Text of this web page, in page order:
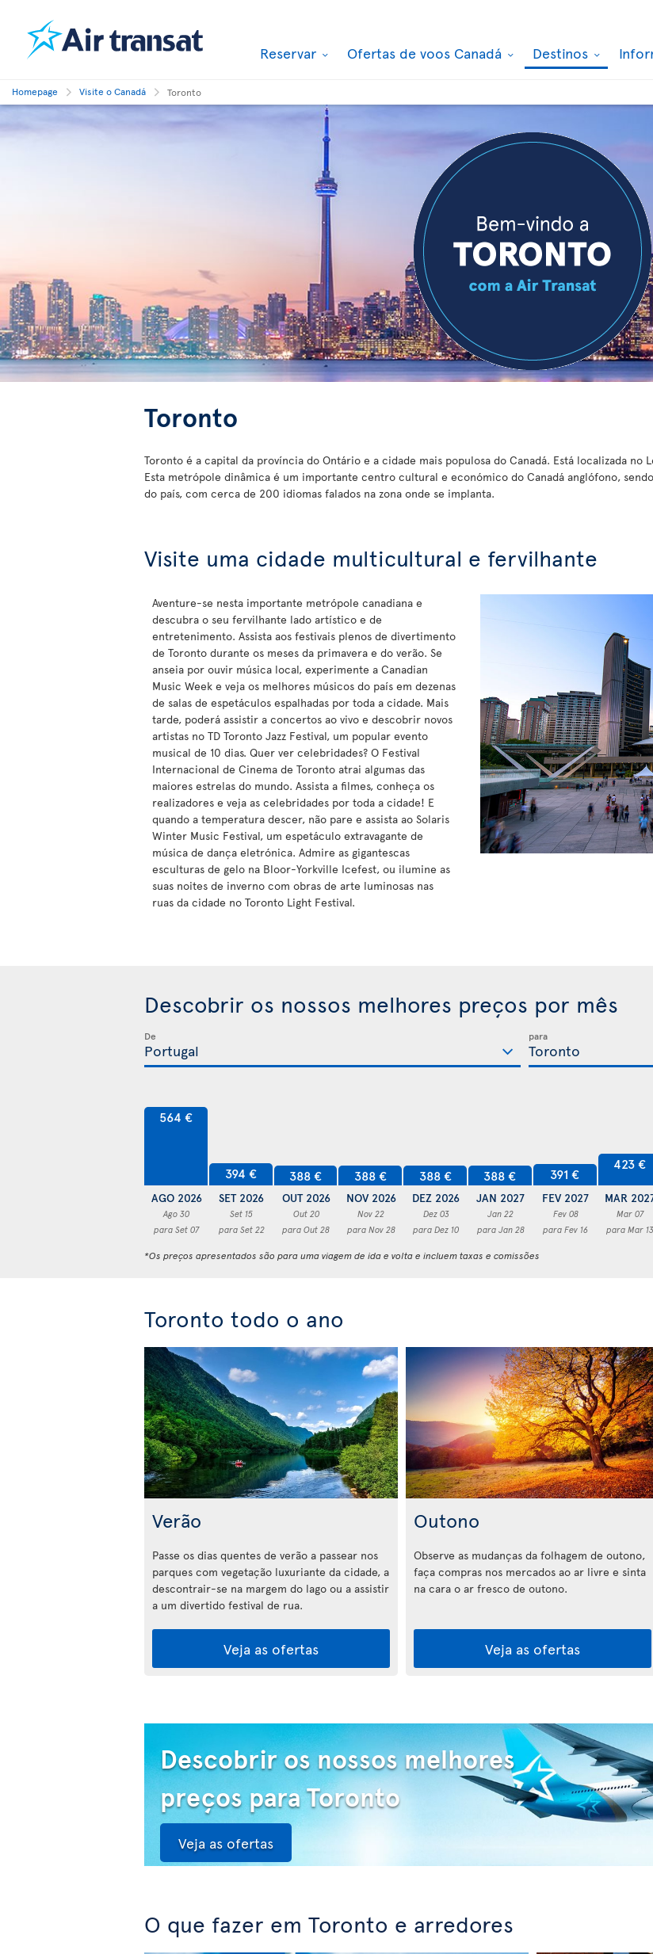
Reservar Ofertas de voos Canadá Destinos
Homepage Visite o Canadá Toronto
Toronto
Toronto é a capital da província do Ontário e a cidade mais populosa do Canadá. Está localizada no
Esta metrópole dinâmica é um importante centro cultural e económico do Canadá anglófono,
do país, com cerca de 200 idiomas falados na zona onde se implanta.
Visite uma cidade multicultural e fervilhante
Aventure-se nesta importante metrópole canadiana e
descubra o seu fervilhante lado artístico e de
entretenimento. Assista aos festivais plenos de divertimento
de Toronto durante os meses da primavera e do verão. Se
anseia por ouvir música local, experimente a Canadian
Music Week e veja os melhores músicos do país em dezenas
de salas de espetáculos espalhadas por toda a cidade. Mais
tarde, poderá assistir a concertos ao vivo e descobrir novos
artistas no TD Toronto Jazz Festival, um popular evento
musical de 10 dias. Quer ver celebridades? O Festival
Internacional de Cinema de Toronto atrai algumas das
maiores estrelas do mundo. Assista a filmes, conheça os
realizadores e veja as celebridades por toda a cidade! E
quando a temperatura descer, não pare e assista ao Solaris
Winter Music Festival, um espetáculo extravagante de
música de dança eletrónica. Admire as gigantescas
esculturas de gelo na Bloor-Yorkville Icefest, ou ilumine as
suas noites de inverno com obras de arte luminosas nas
ruas da cidade no Toronto Light Festival.
Descobrir os nossos melhores preços por mês
De para
564 €
AGO 2026
Ago 30
para Set 07
394 €
SET 2026
Set 15
para Set 22
388 €
OUT 2026
Out 20
para Out 28
388 €
NOV 2026
Nov 22
para Nov 28
388 €
DEZ 2026
Dez 03
para Dez 10
388 €
JAN 2027
Jan 22
para Jan 28
391 €
FEV 2027
Fev 08
para Fev 16
423 €
MAR
Mar 07
para Mar 13
*Os preços apresentados são para uma viagem de ida e volta e incluem taxas e comissões
Toronto todo o ano
Verão
Passe os dias quentes de verão a passear nos
parques com vegetação luxuriante da cidade, a
descontrair-se na margem do lago ou a assistir
a um divertido festival de rua.
Veja as ofertas
Outono
Observe as mudanças da folhagem de outono,
faça compras nos mercados ao ar livre e sinta
na cara o ar fresco de outono.
Veja as ofertas
Descobrir os nossos melhores
preços para Toronto
Veja as ofertas
O que fazer em Toronto e arredores